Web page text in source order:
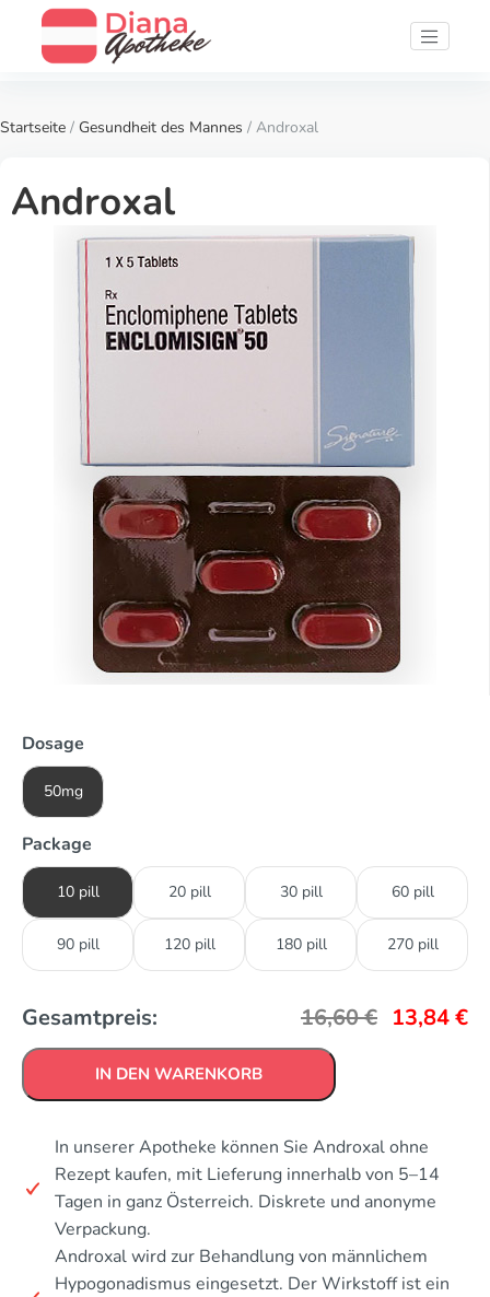
Startseite / Gesundheit des Mannes / Androxal
Androxal
Dosage
50mg
Package
10 pill 20 pill 30 pill 60 pill
90 pill 120 pill 180 pill 270 pill
Gesamtpreis: 16,60€ 13,84€
IN DEN WARENKORB
In unserer Apotheke können Sie Androxal ohne
Rezept kaufen, mit Lieferung innerhalb von 5–14
Tagen in ganz Österreich. Diskrete und anonyme
Verpackung.
Androxal wird zur Behandlung von männlichem
Hypogonadismus eingesetzt. Der Wirkstoff ist ein